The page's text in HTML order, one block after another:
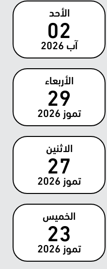
الأحد
02
آب 2026
الأربعاء
29
تموز 2026
الاثنين
27
تموز 2026
الخميس
23
تموز 2026